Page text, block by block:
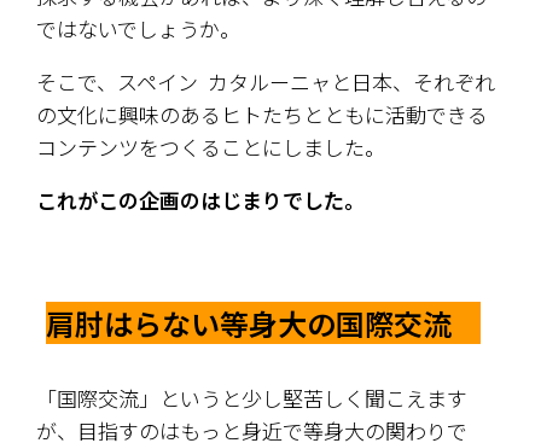
ではないでしょうか。
そこで、スペイン  カタルーニャと日本、それぞれ
の文化に興味のあるヒトたちとともに活動できる
コンテンツをつくることにしました。
これがこの企画のはじまりでした。
肩肘はらない等身大の国際交流
「国際交流」というと少し堅苦しく聞こえます
が、目指すのはもっと身近で等身大の関わりで